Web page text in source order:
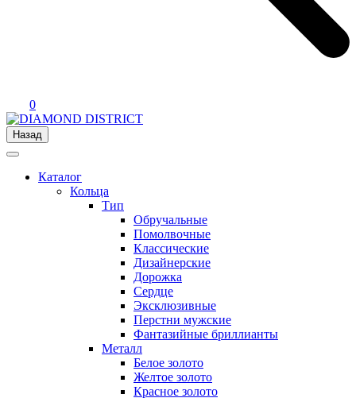
0
Назад
Каталог
Кольца
Тип
Обручальные
Помолвочные
Классические
Дизайнерские
Дорожка
Сердце
Эксклюзивные
Перстни мужские
Фантазийные бриллианты
Металл
Белое золото
Желтое золото
Красное золото